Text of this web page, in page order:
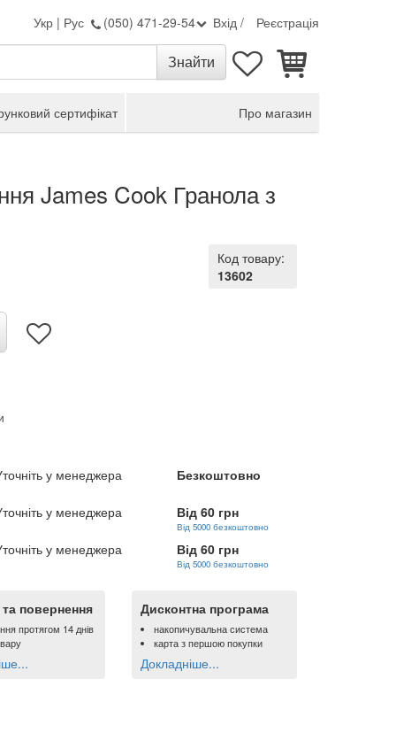
Укр | Рус (050) 471-29-54 Вхід / Реєстрація
сертифікат Про магазин
James Cook Гранола з
Код товару:
13602
у менеджера Безкоштовно
у менеджера Від 60 грн
Від 5000 безкоштовно
у менеджера Від 60 грн
Від 5000 безкоштовно
та повернення
протягом 14 днів
Дисконтна програма
накопичувальна система
карта з першою покупки
Докладніше...